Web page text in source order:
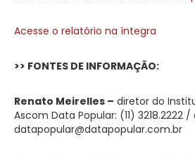
Acesse o relatório na íntegra
>> FONTES DE INFORMAÇÃO:
Renato Meirelles – diretor do
Ascom Data Popular: (11) 3218.2222 /
datapopular@datapopular.com.br